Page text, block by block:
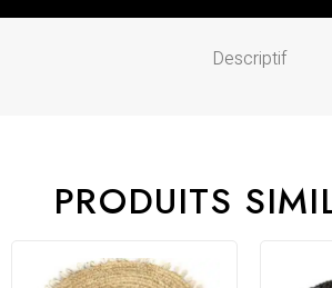
Descriptif
PRODUITS